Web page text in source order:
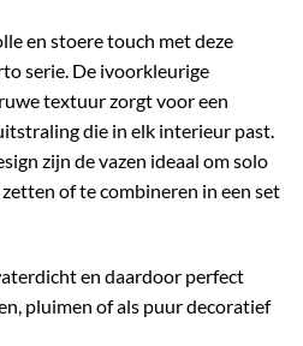
en stoere touch met deze
serie. De ivoorkleurige
textuur zorgt voor een
die in elk interieur past.
zijn de vazen ideaal om solo
of te combineren in een set
en daardoor perfect
pluimen of als puur decoratief